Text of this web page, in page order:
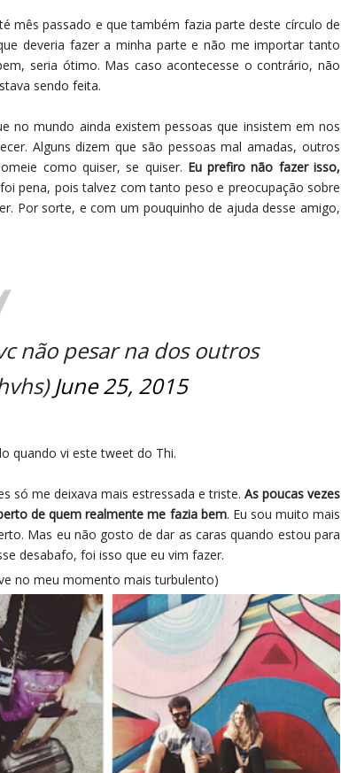
mês passado e que também fazia parte deste círculo de
deveria fazer a minha parte e não me importar tanto
seria ótimo. Mas caso acontecesse o contrário, não
sendo feita.
no mundo ainda existem pessoas que insistem em nos
Alguns dizem que são pessoas mal amadas, outros
como quiser, se quiser. Eu prefiro não fazer isso,
pena, pois talvez com tanto peso e preocupação sobre
Por sorte, e com um pouquinho de ajuda desse amigo,
não pesar na dos outros
June 25, 2015
quando vi este tweet do Thi.
só me deixava mais estressada e triste. As poucas vezes
de quem realmente me fazia bem. Eu sou muito mais
Mas eu não gosto de dar as caras quando estou para
desabafo, foi isso que eu vim fazer.
no meu momento mais turbulento)